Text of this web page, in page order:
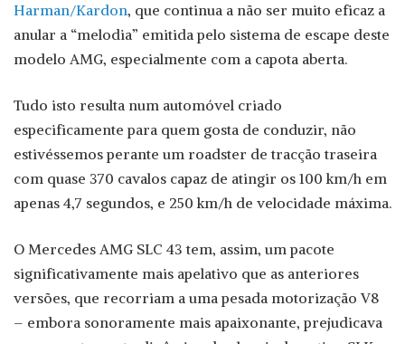
Harman/Kardon, que continua a não ser muito eficaz a
anular a “melodia” emitida pelo sistema de escape deste
modelo AMG, especialmente com a capota aberta.
Tudo isto resulta num automóvel criado
especificamente para quem gosta de conduzir, não
estivéssemos perante um roadster de tracção traseira
com quase 370 cavalos capaz de atingir os 100 km/h em
apenas 4,7 segundos, e 250 km/h de velocidade máxima.
O Mercedes AMG SLC 43 tem, assim, um pacote
significativamente mais apelativo que as anteriores
versões, que recorriam a uma pesada motorização V8
– embora sonoramente mais apaixonante, prejudicava